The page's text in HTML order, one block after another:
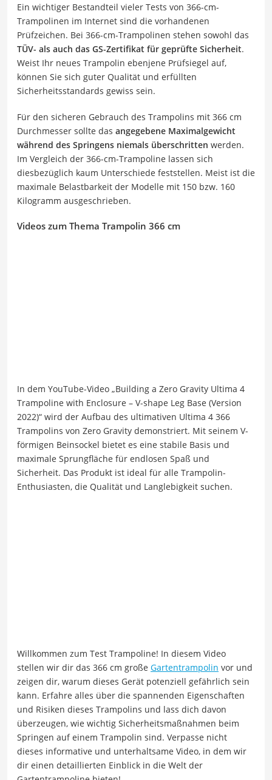
Ein wichtiger Bestandteil vieler Tests von 366-cm-
Trampolinen im Internet sind die vorhandenen
Prüfzeichen. Bei 366-cm-Trampolinen stehen sowohl das
TÜV- als auch das GS-Zertifikat für geprüfte Sicherheit.
Weist Ihr neues Trampolin ebenjene Prüfsiegel auf,
können Sie sich guter Qualität und erfüllten
Sicherheitsstandards gewiss sein.
Für den sicheren Gebrauch des Trampolins mit 366 cm
Durchmesser sollte das angegebene Maximalgewicht
während des Springens niemals überschritten werden.
Im Vergleich der 366-cm-Trampoline lassen sich
diesbezüglich kaum Unterschiede feststellen. Meist ist die
maximale Belastbarkeit der Modelle mit 150 bzw. 160
Kilogramm ausgeschrieben.
Videos zum Thema Trampolin 366 cm
In dem YouTube-Video „Building a Zero Gravity Ultima 4
Trampoline with Enclosure – V-shape Leg Base (Version
2022)“ wird der Aufbau des ultimativen Ultima 4 366
Trampolins von Zero Gravity demonstriert. Mit seinem V-
förmigen Beinsockel bietet es eine stabile Basis und
maximale Sprungfläche für endlosen Spaß und
Sicherheit. Das Produkt ist ideal für alle Trampolin-
Enthusiasten, die Qualität und Langlebigkeit suchen.
Willkommen zum Test Trampoline! In diesem Video
stellen wir dir das 366 cm große Gartentrampolin vor und
zeigen dir, warum dieses Gerät potenziell gefährlich sein
kann. Erfahre alles über die spannenden Eigenschaften
und Risiken dieses Trampolins und lass dich davon
überzeugen, wie wichtig Sicherheitsmaßnahmen beim
Springen auf einem Trampolin sind. Verpasse nicht
dieses informative und unterhaltsame Video, in dem wir
dir einen detaillierten Einblick in die Welt der